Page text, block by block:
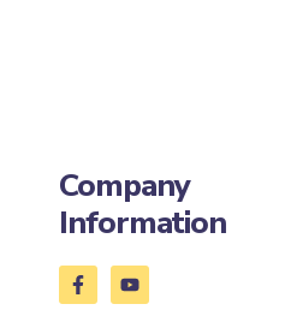
Company
Information